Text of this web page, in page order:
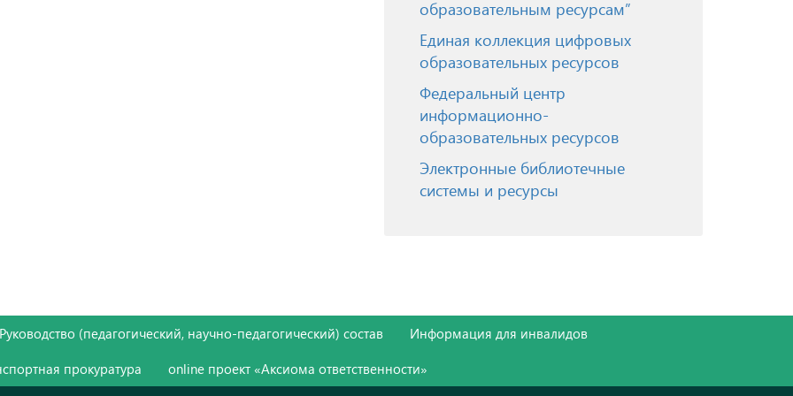
образовательным ресурсам”
Единая коллекция цифровых
образовательных ресурсов
Федеральный центр
информационно-
образовательных ресурсов
Электронные библиотечные
системы и ресурсы
Руководство (педагогический, научно-педагогический) состав
Информация для инвалидов
прокуратура
online проект «Аксиома ответственности»